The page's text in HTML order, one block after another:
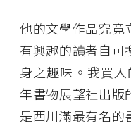
他的文學作品究竟
有興趣的讀者自可
身之趣味。我買
年書物展望社出版
是西川滿最有名的